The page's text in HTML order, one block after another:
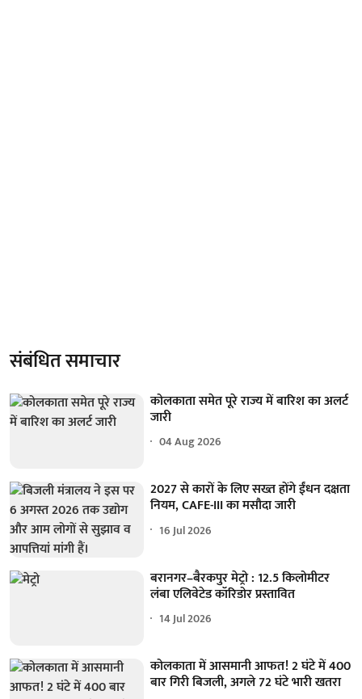
संबंधित समाचार
कोलकाता समेत पूरे राज्य में बारिश का अलर्ट
जारी
04 Aug 2026
2027 से कारों के लिए सख्त होंगे ईंधन दक्षता
नियम, CAFE-III का मसौदा जारी
16 Jul 2026
बरानगर–बैरकपुर मेट्रो : 12.5 किलोमीटर
लंबा एलिवेटेड कॉरिडोर प्रस्तावित
14 Jul 2026
कोलकाता में आसमानी आफत! 2 घंटे में 400
बार गिरी बिजली, अगले 72 घंटे भारी खतरा